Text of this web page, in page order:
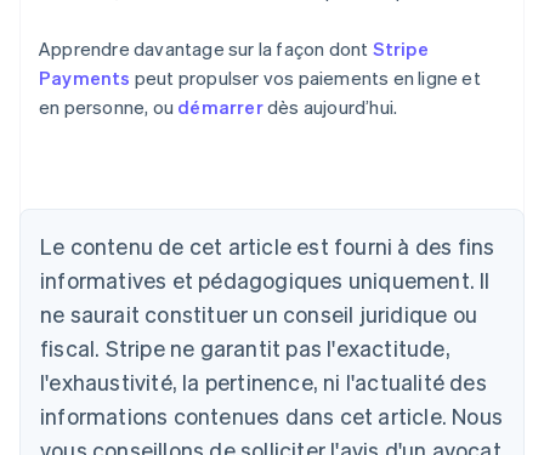
Apprendre davantage sur la façon dont Stripe
Payments peut propulser vos paiements en ligne et
en personne, ou démarrerdès aujourd’hui.
Le contenu de cet article est fourni à des fins
informatives et pédagogiques uniquement. Il
ne saurait constituer un conseil juridique ou
fiscal. Stripe ne garantit pas l'exactitude,
l'exhaustivité, la pertinence, ni l'actualité des
informations contenues dans cet article. Nous
Allemagne
Australie
English
Autriche
DeutschEnglish
Belgique
NederlandsFrançaisDeutsch English